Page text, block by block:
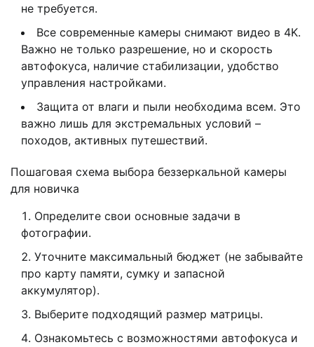
не требуется.
Все современные камеры снимают видео в 4K.
Важно не только разрешение, но и скорость
автофокуса, наличие стабилизации, удобство
управления настройками.
Защита от влаги и пыли необходима всем. Это
важно лишь для экстремальных условий –
походов, активных путешествий.
Пошаговая схема выбора беззеркальной камеры
для новичка
Определите свои основные задачи в
фотографии.
Уточните максимальный бюджет (не забывайте
про карту памяти, сумку и запасной
аккумулятор).
Выберите подходящий размер матрицы.
Ознакомьтесь с возможностями автофокуса и